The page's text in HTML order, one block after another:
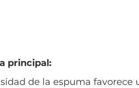
principal:
de la espuma favorece